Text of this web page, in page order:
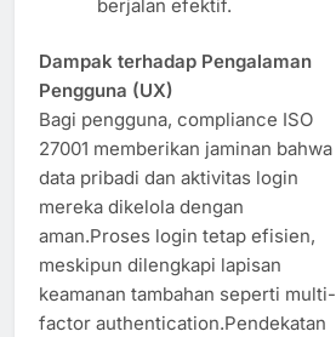
berjalan efektif.
Dampak terhadap Pengalaman
Pengguna (UX)
Bagi pengguna, compliance ISO
27001 memberikan jaminan bahwa
data pribadi dan aktivitas login
mereka dikelola dengan
aman.Proses login tetap efisien,
meskipun dilengkapi lapisan
keamanan tambahan seperti multi-
factor authentication.Pendekatan